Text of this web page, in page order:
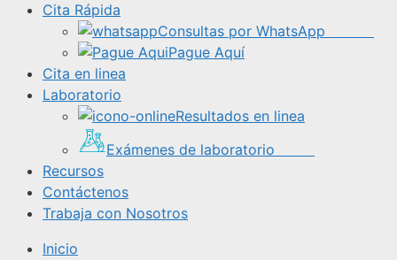
Cita Rápida
Consultas por WhatsApp
Pague Aquí
Cita en linea
Laboratorio
Resultados en linea
Exámenes de laboratorio
Recursos
Contáctenos
Trabaja con Nosotros
Inicio